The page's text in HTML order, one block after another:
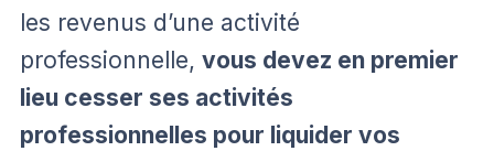
les revenus d’une activité
professionnelle, vous devez en premier
lieu cesser ses activités
professionnelles pour liquider vos